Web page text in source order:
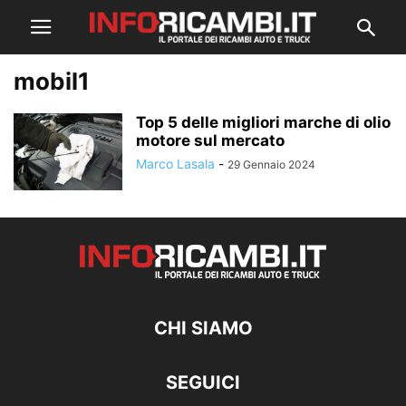
mobil1
Top 5 delle migliori marche di olio
motore sul mercato
Marco Lasala - 29 Gennaio 2024
CHI SIAMO
SEGUICI